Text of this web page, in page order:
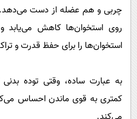
چربی و هم عضله از دست می‌دهد.
روی استخوان‌ها کاهش
استخوان‌ها را برای حفظ قدرت و
به عبارت ساده، وقتی توده
کمتری به قوی ماندن احساس